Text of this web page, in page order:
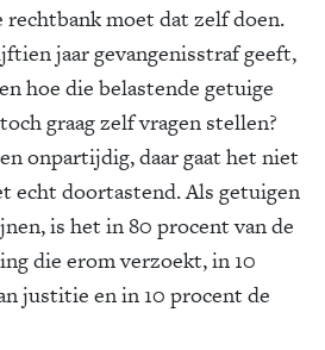
moet dat zelf doen.
jaar gevangenisstraf geeft,
hoe die belastende getuige
graag zelf vragen stellen?
onpartijdig, daar gaat het niet
echt doortastend. Als getuigen
is het in 80 procent van de
die erom verzoekt, in 10
justitie en in 10 procent de